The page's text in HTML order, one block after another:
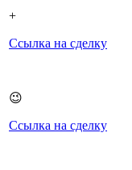
+
Ссылка на сделку
😉
Ссылка на сделку